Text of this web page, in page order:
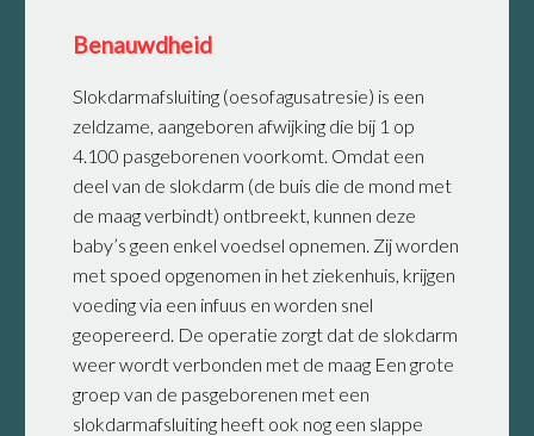
Benauwdheid
Slokdarmafsluiting (oesofagusatresie) is een
zeldzame, aangeboren afwijking die bij 1 op
4.100 pasgeborenen voorkomt. Omdat een
deel van de slokdarm (de buis die de mond met
de maag verbindt) ontbreekt, kunnen deze
baby’s geen enkel voedsel opnemen. Zij worden
met spoed opgenomen in het ziekenhuis, krijgen
voeding via een infuus en worden snel
geopereerd. De operatie zorgt dat de slokdarm
weer wordt verbonden met de maag Een grote
groep van de pasgeborenen met een
slokdarmafsluiting heeft ook nog een slappe